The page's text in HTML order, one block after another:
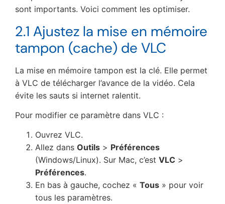
sont importants. Voici comment les optimiser.
2.1 Ajustez la mise en mémoire
tampon (cache) de VLC
La mise en mémoire tampon est la clé. Elle permet
à VLC de télécharger l’avance de la vidéo. Cela
évite les sauts si internet ralentit.
Pour modifier ce paramètre dans VLC :
Ouvrez VLC.
Allez dans Outils > Préférences
(Windows/Linux). Sur Mac, c’est VLC >
Préférences.
En bas à gauche, cochez « Tous » pour voir
tous les paramètres.